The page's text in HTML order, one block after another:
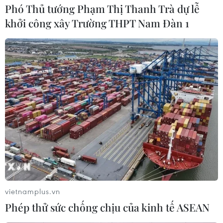
Đà Nẵng lần đầu đăng cai chung kết
Hoa hậu Di sản toàn cầu 2026
05/08/2026 11:01
Hà Nội nằm trong
nhóm 10 thành phố hàng đầu thế
giới về ẩm thực đường phố
05/08/2026 03:11
Nét quê mộc mạc ở chợ
phường Vị Thanh giữa lòng thành
phố Cần Thơ
Phó Thủ tướng Phạm Thị Thanh Trà dự lễ
khởi công xây Trường THPT Nam Đàn 1
vietnamplus.vn
Phép thử sức chống chịu của kinh tế ASEAN